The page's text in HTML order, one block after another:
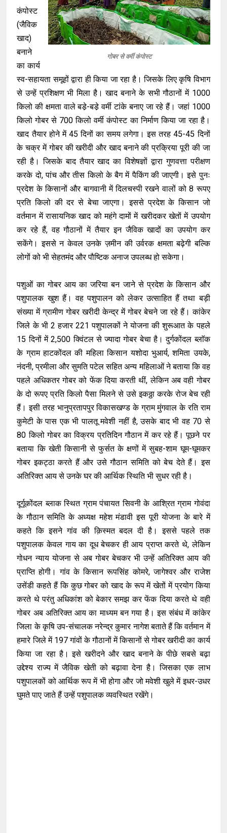
गोबर से वर्मी कंपोस्ट
कंपोस्ट
(जैविक
खाद)
बनाने
का कार्य
स्व-सहायता समूहों द्वारा ही किया जा रहा है। जिसके लिए कृषि विभाग
से उन्हें प्रशिक्षण भी मिला है। खाद बनाने के सभी गौठानों में 1000
किलो की क्षमता वाले बडे़-बडे़ वर्मी टांके बनाए जा रहे हैं। जहां 1000
किलो गोबर से 700 किलो वर्मी कंपोस्ट का निर्माण किया जा रहा है।
खाद तैयार होने में 45 दिनों का समय लगेगा। इस तरह 45-45 दिनों
के चक्र में गोबर की खरीदी और खाद बनाने की प्रक्रिया पूरी की जा
रही है। जिसके बाद तैयार खाद का विशेषज्ञों द्वारा गुणवत्ता परीक्षण
करके दो, पांच और तीस किलो के बैग में पैकिंग की जाएगी। इसे पुनः
प्रदेश के किसानों और बागवानी में दिलचस्पी रखने वालों को 8 रूपए
प्रति किलो की दर से बेचा जाएगा। इससे प्रदेश के किसान जो
वर्तमान में रासायनिक खाद को महंगे दामों में खरीदकर खेतों में उपयोग
कर रहे हैं, वह गौठानों में तैयार इन जैविक खादों का उपयोग कर
सकेंगे। इससे न केवल उनके ज़मीन की उर्वरक क्षमता बढ़ेगी बल्कि
लोगों को भी सेहतमंद और पौष्टिक अनाज उपलब्ध हो सकेगा।
पशुओं का गोबर आय का जरिया बन जाने से प्रदेश के किसान और
पशुपालक खुश हैं। वह पशुपालन को लेकर उत्साहित हैं तथा बड़ी
संख्या में ग्रामीण गोबर खरीदी केन्द्र में गोबर बेचने जा रहे हैं। कांकेर
जिले के भी 2 हजार 221 पशुपालकों ने योजना की शुरूआत के पहले
15 दिनों में 2,500 क्विंटल से ज्यादा गोबर बेचा है। दुर्गकोंदल ब्लाॅक
के ग्राम हाटकोंदल की महिला किसान यशोदा भुआर्य, शमिता उयके,
नंदनी, प्रमीला और सुमति पटेल सहित अन्य महिलाओं ने बताया कि वह
पहले अधिकतर गोबर को फेंक दिया करती थीं, लेकिन अब वही गोबर
के दो रूपए प्रति किलो पैसा मिलने से उसे इकठ्ठा करके रोज बेच रही
हैं। इसी तरह भानुप्रतापपुर विकासखण्ड के ग्राम मुंगवाल के रति राम
कुमेटी के पास एक भी पालतू मवेशी नहीं है, उसके बाद भी वह 70 से
80 किलो गोबर का विक्रय प्रतिदिन गौठान में कर रहे हैं। पूछने पर
बताया कि खेती किसानी से फुर्सत के क्षणों में सुबह-शाम घूम-घूमकर
गोबर इकट्ठा करते हैं और उसे गौठान समिति को बेच देते हैं। इस
अतिरिक्त आय से उनके घर की आर्थिक स्थिति भी सुधर रही है।
दूर्गूकोंदल ब्लाक स्थित ग्राम पंचायत सिवनी के आश्रित ग्राम गोवंदा
के गौठान समिति के अध्यक्ष महेश मंडावी इस पूरी योजना के बारे में
कहते कि इसने गांव की क़िस्मत बदल दी है। इससे पहले तक
पशुपालक केवल गाय का दूध बेचकर ही आय प्राप्त करते थे, लेकिन
गोधन न्याय योजना से अब गोबर बेचकर भी उन्हें अतिरिक्त आय की
प्राप्ति होगी। गांव के किसान रूपसिंह कोमरे, जागेश्वर और राजेश
उसेंडी कहते हैं कि कुछ गोबर को खाद के रूप में खेतों में प्रयोग किया
करते थे परंतु अधिकांश को बेकार समझ कर फेंक दिया करते थे वही
गोबर अब अतिरिक्त आय का माध्यम बन गया है। इस संबंध में कांकेर
जिला के कृषि उप-संचालक नरेन्द्र कुमार नागेश बताते हैं कि वर्तमान में
हमारे जिले में 197 गांवों के गौठानों में किसानों से गोबर खरीदी का कार्य
किया जा रहा है। इसे खरीदने और खाद बनाने के पीछे सबसे बढ़ा
उद्देश्य राज्य में जैविक खेती को बढ़ावा देना है। जिसका एक लाभ
पशुपालकों को आर्थिक रूप में भी होगा और जो मवेशी खुले में इधर-उधर
घुमते पाए जाते हैं उन्हें पशुपालक व्यवस्थित रखेंगे।